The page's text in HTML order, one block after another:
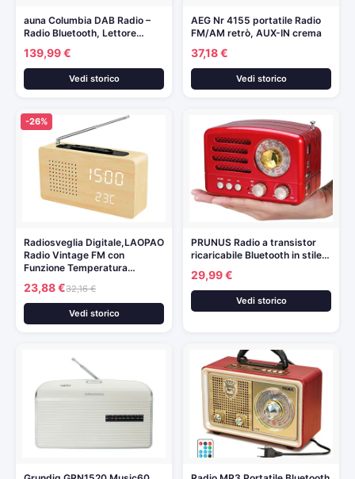
auna Columbia DAB Radio –
Radio Bluetooth, Lettore…
139,99 €
Vedi storico
AEG Nr 4155 portatile Radio
FM/AM retrò, AUX-IN crema
37,18 €
Vedi storico
-26%
Radiosveglia Digitale,LAOPAO
Radio Vintage FM con
Funzione Temperatura…
23,88 €32,16 €
Vedi storico
PRUNUS Radio a transistor
ricaricabile Bluetooth in stile…
29,99 €
Vedi storico